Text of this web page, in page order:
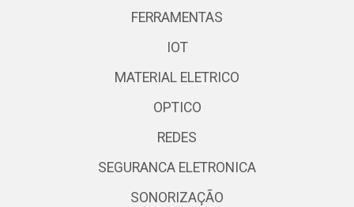
FERRAMENTAS
IOT
MATERIAL ELETRICO
OPTICO
REDES
SEGURANCA ELETRONICA
SONORIZAÇÃO